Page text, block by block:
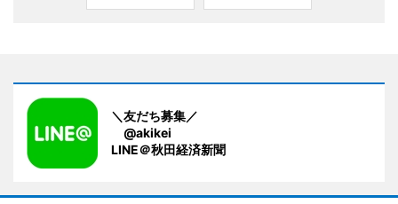
＼友だち募集／
@akikei
LINE＠秋田経済新聞